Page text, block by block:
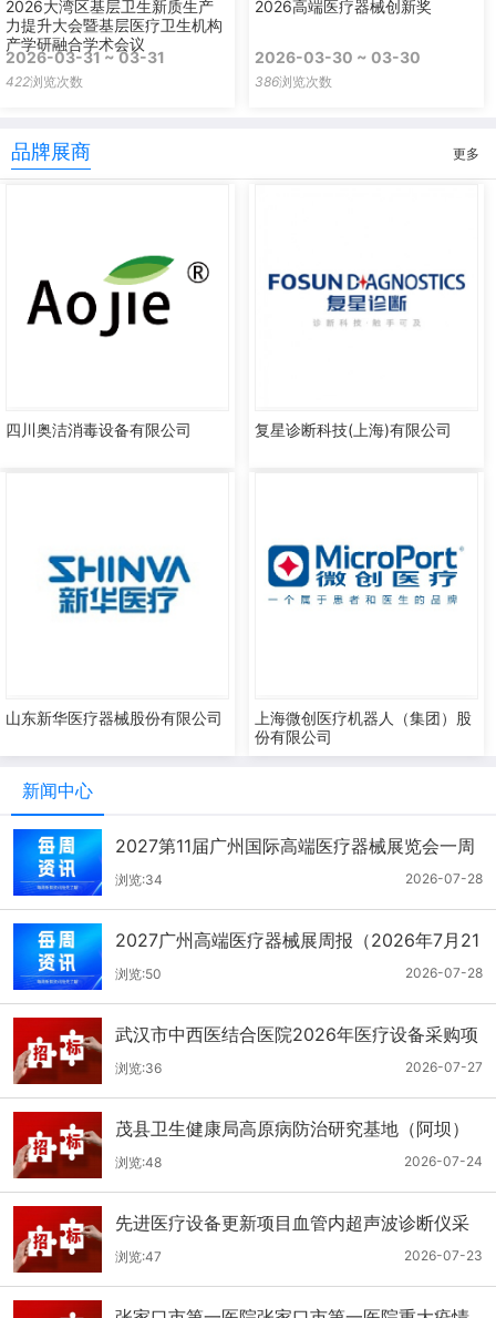
2026大湾区基层卫生新质生产
力提升大会暨基层医疗卫生机构
产学研融合学术会议
2026-03-31 ~ 03-31
422浏览次数
2026高端医疗器械创新奖
2026-03-30 ~ 03-30
386浏览次数
品牌展商 更多
四川奥洁消毒设备有限公司 复星诊断科技(上海)有限公司
山东新华医疗器械股份有限公司
上海微创医疗机器人（集团）股
份有限公司
新闻中心
2027第11届广州国际高端医疗器械展览会一周
报（7.22-7.28）
2026-07-28
浏览:34
2027广州高端医疗器械展周报（2026年7月21
-27日）
2026-07-28
浏览:50
武汉市中西医结合医院2026年医疗设备采购项
目三十三公开招标公告
2026-07-27
浏览:36
茂县卫生健康局高原病防治研究基地（阿坝）
手术、急救及生命支持类医疗设备购置项目招
标公告
2026-07-24
浏览:48
先进医疗设备更新项目血管内超声波诊断仪采
购（三次）公开招标公告
2026-07-23
浏览:47